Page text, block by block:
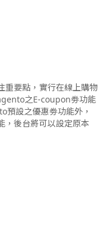
重要點，實行在線上購物
之E-coupon劵功能
預設之優惠劵功能外，
，後台將可以設定原本